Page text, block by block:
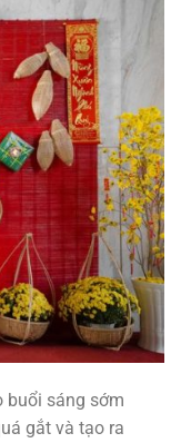
buổi sáng sớm
gắt và tạo ra